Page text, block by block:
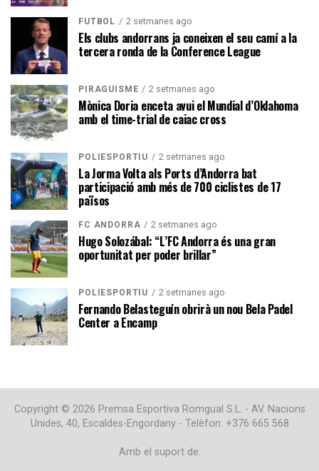
FUTBOL 2 setmanes ago
Els clubs andorrans ja coneixen el seu camí a la
tercera ronda de la Conference League
PIRAGÜISME 2 setmanes ago
Mònica Doria enceta avui el Mundial d’Oklahoma
amb el time-trial de caiac cross
POLIESPORTIU 2 setmanes ago
La Jorma Volta als Ports d’Andorra bat
participació amb més de 700 ciclistes de 17
països
FC ANDORRA 2 setmanes ago
Hugo Solozábal: “L’FC Andorra és una gran
oportunitat per poder brillar”
POLIESPORTIU 2 setmanes ago
Fernando Belasteguín obrirà un nou Bela Padel
Center a Encamp
Copyright © 2026 Premsa Esportiva Romgual S.L. - AV. Nacions
Unides, 40, Escaldes-Engordany - Telèfon: +376 665 568
Amb el suport de: